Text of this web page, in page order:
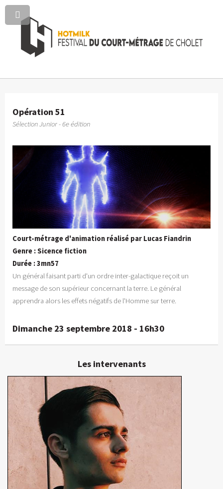
Opération 51
Sélection Junior - 6e édition
Court-métrage d'animation réalisé par Lucas Fiandrin
Genre : Sicence fiction
Durée : 3mn57
Un général faisant parti d'un ordre inter-galactique reçoit un
message de son supérieur concernant la terre. Le général
apprendra alors les effets négatifs de l'Homme sur terre.
Dimanche 23 septembre 2018 - 16h30
Les intervenants
Lucas Fiandrin
Réalisateur junior
En détails